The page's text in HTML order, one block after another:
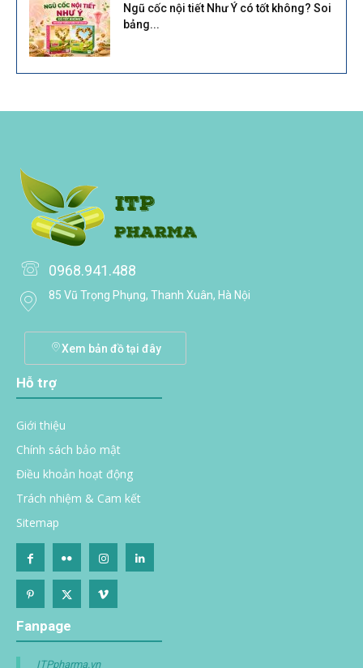
Ngũ cốc nội tiết Như Ý có tốt không? Soi
bảng...
0968.941.488
85 Vũ Trọng Phụng, Thanh Xuân, Hà Nội
Xem bản đồ tại đây
Hỗ trợ
Giới thiệu
Chính sách bảo mật
Điều khoản hoạt động
Trách nhiệm & Cam kết
Sitemap
Fanpage
ITPpharma.vn